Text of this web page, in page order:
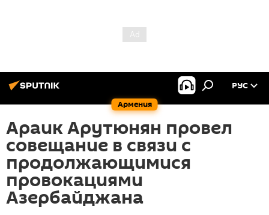
Армения
РУС
Араик Арутюнян провел
совещание в связи с
продолжающимися
провокациями
Азербайджана